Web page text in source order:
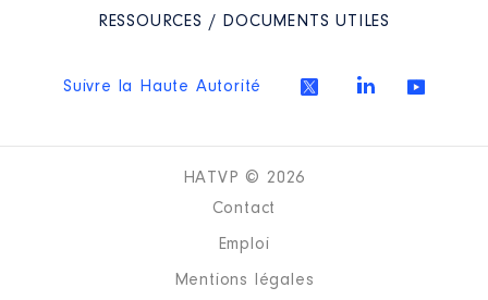
RESSOURCES / DOCUMENTS UTILES
Suivre la Haute Autorité
HATVP © 2026
Contact
Emploi
Mentions légales